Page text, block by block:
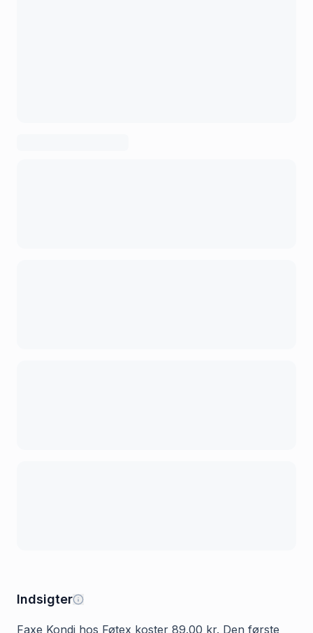
Indsigter
Faxe Kondi hos Føtex koster 89.00 kr. Den første